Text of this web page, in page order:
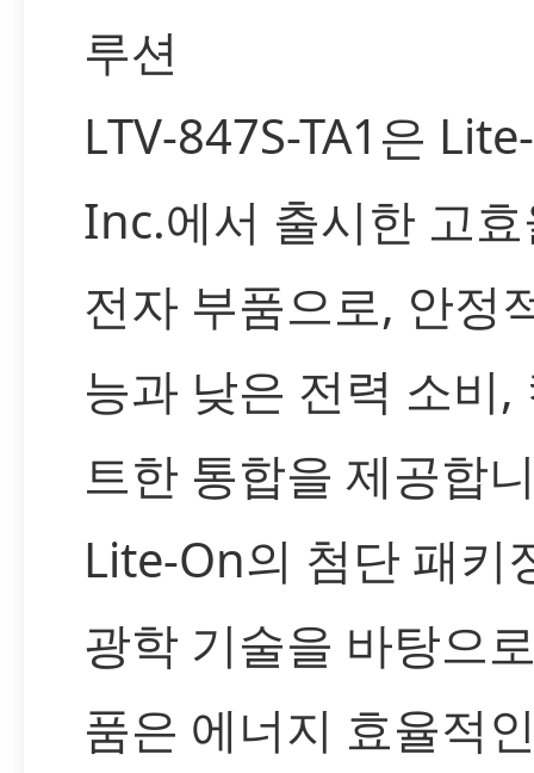
루션
LTV-847S-TA1은
Inc.에서 출시한 고
전자 부품으로, 안정
능과 낮은 전력 소비,
트한 통합을 제공합
Lite-On의 첨단 패키
광학 기술을 바탕으
품은 에너지 효율적